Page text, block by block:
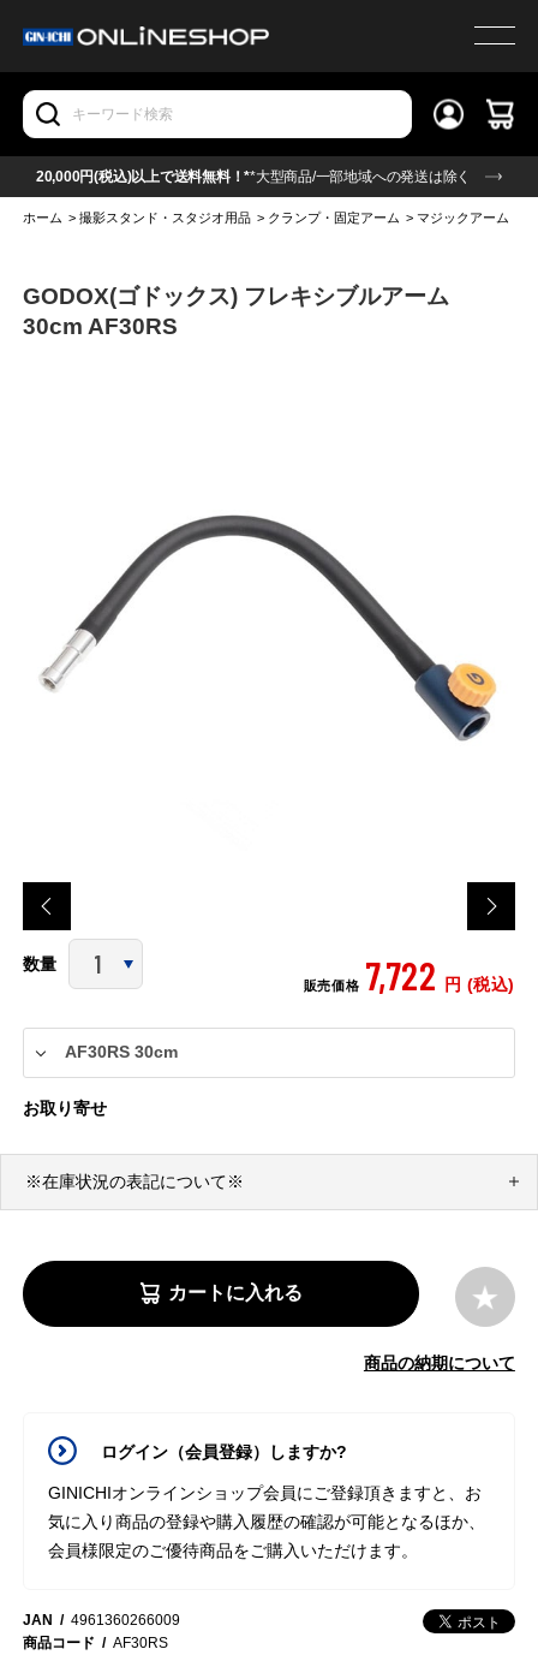
20,000円(税込)以上で送料無料！**大型商品/一部地域への発送は除く
ホーム >撮影スタンド・スタジオ用品 > クランプ・固定アーム >マジックアーム
GODOX(ゴドックス) フレキシブルアーム
30cm AF30RS
数量
販売価格 7,722 円 (税込)
お取り寄せ
※在庫状況の表記について※
カートに入れる
商品の納期について
ログイン（会員登録）しますか?
GINICHIオンラインショップ会員にご登録頂きますと、お
気に入り商品の登録や購入履歴の確認が可能となるほか、
会員様限定のご優待商品をご購入いただけます。
JAN
4961360266009
商品コード
AF30RS